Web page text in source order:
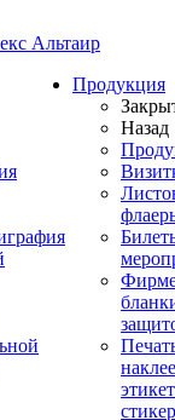
Продукция
Назад